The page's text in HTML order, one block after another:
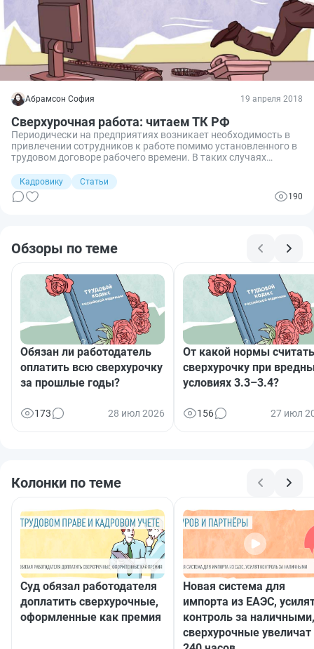
Абрамсон София 19 апреля 2018
Сверхурочная работа: читаем ТК РФ
Периодически на предприятиях возникает необходимость в
привлечении сотрудников к работе помимо установленного в
трудовом договоре рабочего времени. В таких случаях
обязанности. Ведь существуют случаи, когда привлечь к
сверхурочным работам нельзя, даже если сотрудник согласен
поработать.
Кадровику
Статьи
190
Обзоры по теме
Обязан ли работодатель
оплатить всю сверхурочку
за прошлые годы?
173 28 июл 2026
От какой нормы считать
сверхурочку при
условиях 3.3–3.4?
156 27 июл
Колонки по теме
Суд обязал работодателя
доплатить сверхурочные,
оформленные как премия
Новая система для
импорта из ЕАЭС,
контроль за наличными,
сверхурочные увеличат